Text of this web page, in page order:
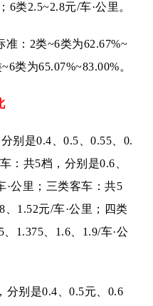
6类2.5~2.8元/车·公里。
： 2类~6类为62.67%~
类为65.07%~83.00%。
别是0.4、0.5、0.55、0.
：共5档，分别是0.6、
·公里；三类客车：共5
1.52元/车·公里；四类
1.375、1.6、1.9/车·公
分别是0.4、0.5元、0.6